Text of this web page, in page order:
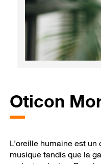
Oticon
L’oreille humaine est
musique tandis que la